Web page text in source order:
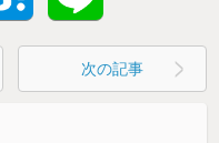
次の記事